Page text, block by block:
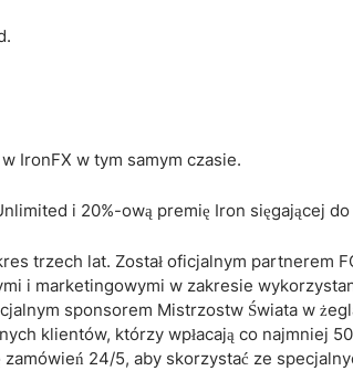
IronFX w tym samym czasie.
i 20%-ową premię Iron sięgającej
trzech lat. Został oficjalnym partnerem
i marketingowymi w zakresie
sponsorem Mistrzostw Świata w
klientów, którzy wpłacają co najmniej
24/5, aby skorzystać ze